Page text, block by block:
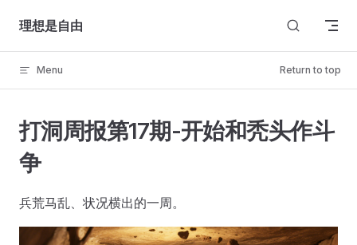
Skip to content
理想是自由
Menu Return to top
打洞周报第17期-开始和秃头作斗
争
兵荒马乱、状况横出的一周。